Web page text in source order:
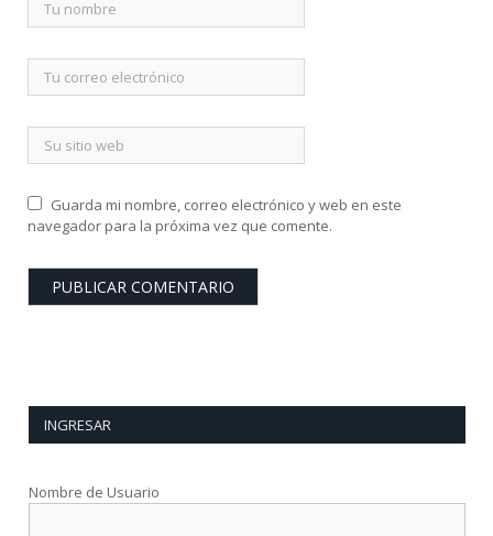
Guarda mi nombre, correo electrónico y web en este
navegador para la próxima vez que comente.
INGRESAR
Nombre de Usuario